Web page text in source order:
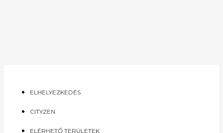
ELHELYEZKEDÉS
CITYZEN
ELÉRHETŐ TERÜLETEK